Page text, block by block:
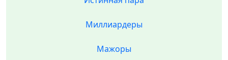
Миллиардеры
Мажоры